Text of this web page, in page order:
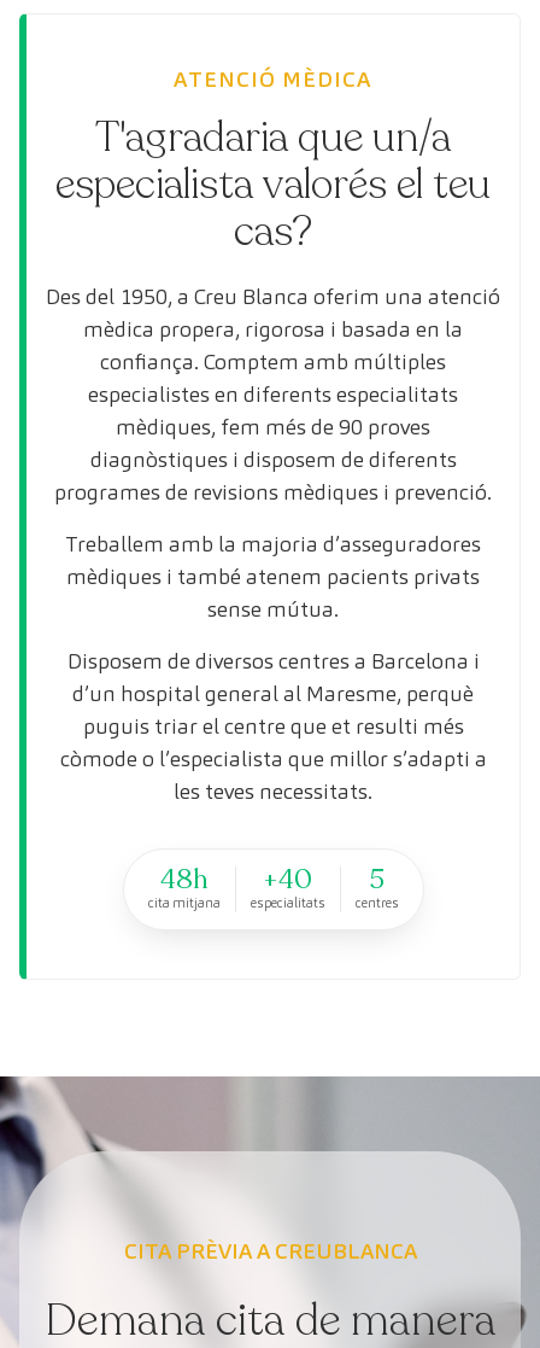
ATENCIÓ MÈDICA
T'agradaria que un/a
especialista valorés el teu
cas?
Des del 1950, a Creu Blanca oferim una atenció
mèdica propera, rigorosa i basada en la
confiança. Comptem amb múltiples
especialistes en diferents especialitats
mèdiques, fem més de 90 proves
diagnòstiques i disposem de diferents
programes de revisions mèdiques i prevenció.
Treballem amb la majoria d’asseguradores
mèdiques i també atenem pacients privats
sense mútua.
Disposem de diversos centres a Barcelona i
d’un hospital general al Maresme, perquè
puguis triar el centre que et resulti més
còmode o l’especialista que millor s’adapti a
les teves necessitats.
48h
cita mitjana
+40
especialitats
5
centres
CITA PRÈVIA A CREUBLANCA
Demana cita de manera